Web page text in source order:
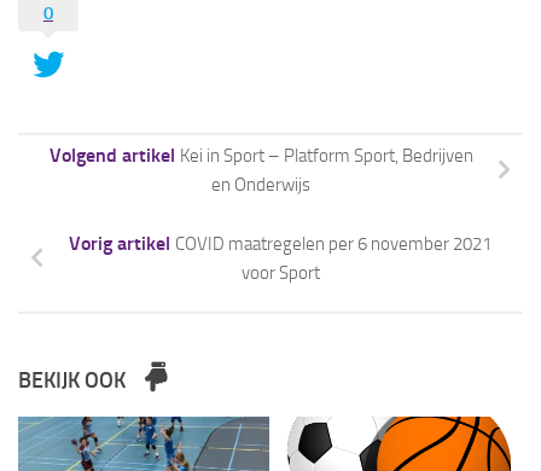
0
Volgend artikel Kei in Sport – Platform Sport, Bedrijven
en Onderwijs
Vorig artikel COVID maatregelen per 6 november 2021
voor Sport
BEKIJK OOK